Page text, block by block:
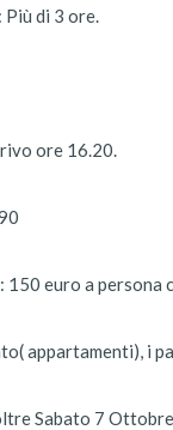
di 3 ore.
ore 16.20.
euro a persona
appartamenti), i
Sabato 7